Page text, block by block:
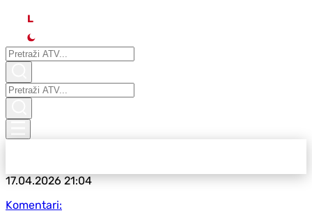
L
17.04.202621:04
Komentari: